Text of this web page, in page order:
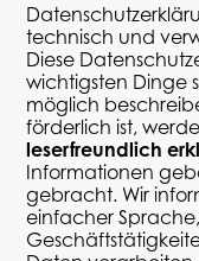
technisch und
Diese
wichtigsten Dinge
möglich
förderlich ist,
leserfreundlich
Informationen
gebracht. Wir
einfacher